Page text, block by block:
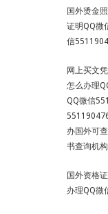
国外烫金
证明QQ微
信
网上买文
怎么办理
QQ微信
办国外可
书查询机
国外资格
办理QQ微